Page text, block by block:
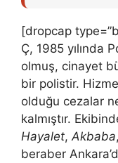
[dropcap
Ç, 1985 yılında
olmuş, cinayet
bir polistir.
olduğu cezalar
kalmıştır.
Hayalet, Akbaba,
beraber